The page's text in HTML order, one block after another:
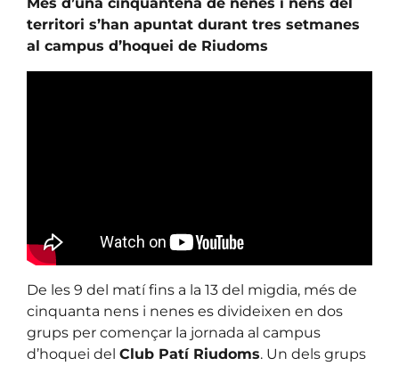
territori s’han apuntat durant tres setmanes
al campus d’hoquei de Riudoms
De les 9 del matí fins a la 13 del migdia, més de
cinquanta nens i nenes es divideixen en dos
grups per començar la jornada al campus
d’hoquei del Club Patí Riudoms. Un dels grups